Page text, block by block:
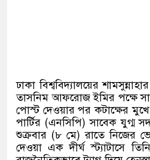
ঢাকা বিশ্ববিদ্যালয়ের
তাসনিম আফরোজ ইমির পক্ষে
পোস্ট দেওয়ার পর কটাক্ষের
পার্টির (এনসিপি)সাবেক যুগ্ম
শুক্রবার (৮ মে)রাতে নিজের
দেওয়া এক দীর্ঘ স্ট্যাটাসে